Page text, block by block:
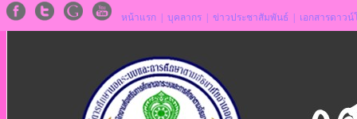
หน้าแรก บุคลากร ข่าวประชาสัมพันธ์ เอกสารดาว